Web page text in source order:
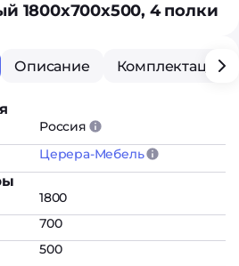
1800х700х500, 4 полки
Описание Комплектация
Россия
Церера-Мебель
1800
700
500